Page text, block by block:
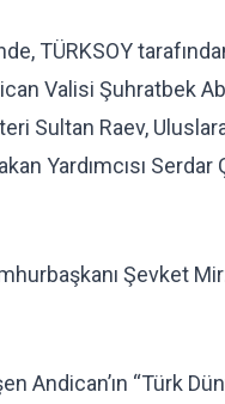
TÜRKSOY
Valisi Şuhratbek
Sultan Raev,
Yardımcısı Serdar
Şevket
Andican’ın “Türk